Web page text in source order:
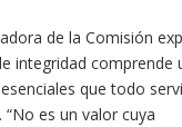
de la Comisión
integridad comprende
que todo
“No es un valor cuya